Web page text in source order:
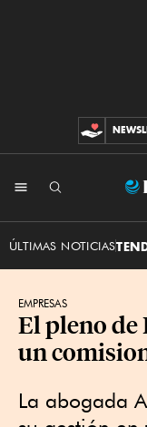
ÚLTIMAS NOTICIAS
EMPRESAS
El pleno de
un
La abogada